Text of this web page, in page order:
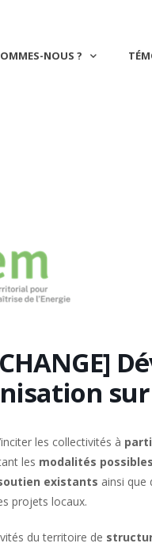
NOUS ?
les collectivités à
les modalités
existants ainsi que
projets locaux.
du territoire de